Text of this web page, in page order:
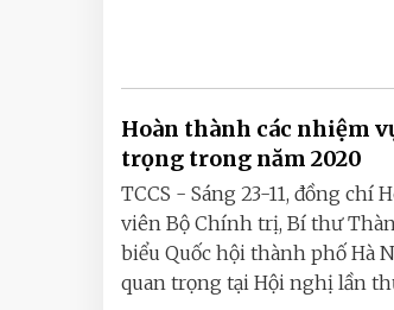
Hoàn thành các nhiệm
trọng trong năm 2020
TCCS - Sáng 23-11, đồng chí
viên Bộ Chính trị, Bí thư
biểu Quốc hội thành phố Hà
quan trọng tại Hội nghị lần